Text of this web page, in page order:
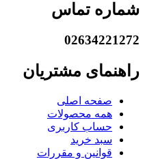
شماره تماس
02634221272
راهنمای مشتریان
صفحه اصلی
همه محصولات
حساب کاربری
سبد خرید
قوانین و مقررات